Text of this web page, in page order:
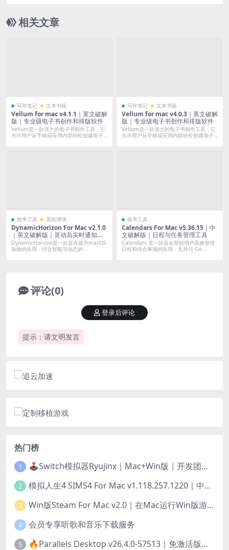
or Mac v1.0.42｜中文移植版｜含全DLC｜GPTK4.0
优化版支持4K120帧
相关文章
写作笔记 文本书籍
Vellum for mac v4.1.1｜英文破解
版｜专业级电子书创作和排版软件
Vellum是一款强大的电子书制作工具，它
允许用户从手稿或应用内部轻松创建电子
写作笔记 文本书籍
Vellum for mac v4.0.3｜英文破解
版｜专业级电子书创作和排版软件
Vellum是一款强大的电子书制作工具，它
允许用户从手稿或应用内部轻松创建电子
效率工具 系统增强
DynamicHorizon For Mac v2.1.0
｜英文破解版｜灵动岛实时通知与
媒体控制工具
DynamicHorizon是一款旨在提升macOS
体验的应用，结合智能与动态的...
效率工具
Calendars For Mac v5.36.15｜中
文破解版｜日程与任务管理工具
Calendars 是一款旨在帮助用户高效管理
日程和待办事项的应用，支持与 Go...
评论(0)
提示：请文明发言
登录后评论
热门榜
1 🕹️Switch模拟器Ryujinx｜Mac+Win版｜开发团队已解散此乃最后的绝唱版本
2 模拟人生4 SIMS4 For Mac v1.118.257.1220｜中文原生版｜无限金币｜全100DLC
3 Win版Steam For Mac v2.0｜在Mac运行Win版游戏！｜升级GPTK4.0支持！
4 会员专享听歌和音乐下载服务
5 🔥Parallels Desktop v26.4.0-57513｜免激活版｜在Mac上安装Windows/Linux等系统[赠Windows激活]